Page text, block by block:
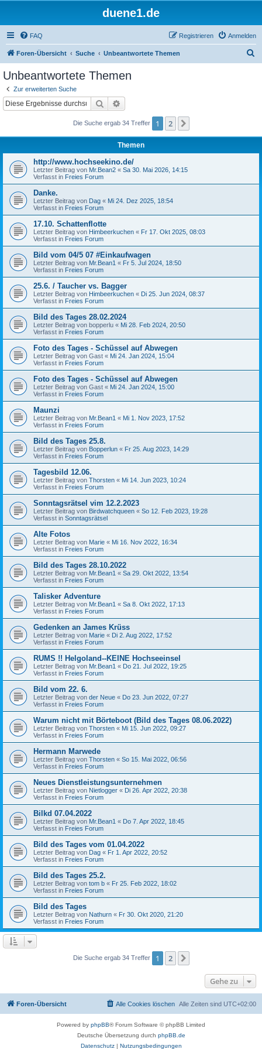
duene1.de
FAQ Anmelden
Registrieren
Foren-Übersicht Suche Unbeantwortete Themen
Unbeantwortete Themen
Zur erweiterten Suche
Suche
Die Suche ergab 34 Treffer 1 2
Themen
http://www.hochseekino.de/
Letzter Beitrag von Mr.Bean2 « Sa 30. Mai 2026, 14:15
Verfasst in Freies Forum
Danke.
Letzter Beitrag von Dag « Mi 24. Dez 2025, 18:54
Verfasst in Freies Forum
17.10. Schattenflotte
Letzter Beitrag von Himbeerkuchen « Fr 17. Okt 2025, 08:03
Verfasst in Freies Forum
Bild vom 04/5 07 #Einkaufwagen
Letzter Beitrag von Mr.Bean1 « Fr 5. Jul 2024, 18:50
Verfasst in Freies Forum
25.6. / Taucher vs. Bagger
Letzter Beitrag von Himbeerkuchen « Di 25. Jun 2024, 08:37
Verfasst in Freies Forum
Bild des Tages 28.02.2024
Letzter Beitrag von bopperlu « Mi 28. Feb 2024, 20:50
Verfasst in Freies Forum
Foto des Tages - Schüssel auf Abwegen
Letzter Beitrag von Gast « Mi 24. Jan 2024, 15:04
Verfasst in Freies Forum
Foto des Tages - Schüssel auf Abwegen
Letzter Beitrag von Gast « Mi 24. Jan 2024, 15:00
Verfasst in Freies Forum
Maunzi
Letzter Beitrag von Mr.Bean1 « Mi 1. Nov 2023, 17:52
Verfasst in Freies Forum
Bild des Tages 25.8.
Letzter Beitrag von Bopperlun « Fr 25. Aug 2023, 14:29
Verfasst in Freies Forum
Tagesbild 12.06.
Letzter Beitrag von Thorsten « Mi 14. Jun 2023, 10:24
Verfasst in Freies Forum
Sonntagsrätsel vim 12.2.2023
Letzter Beitrag von Birdwatchqueen « So 12. Feb 2023, 19:28
Verfasst in Sonntagsrätsel
Alte Fotos
Letzter Beitrag von Marie « Mi 16. Nov 2022, 16:34
Verfasst in Freies Forum
Bild des Tages 28.10.2022
Letzter Beitrag von Mr.Bean1 « Sa 29. Okt 2022, 13:54
Verfasst in Freies Forum
Talisker Adventure
Letzter Beitrag von Mr.Bean1 « Sa 8. Okt 2022, 17:13
Verfasst in Freies Forum
Gedenken an James Krüss
Letzter Beitrag von Marie « Di 2. Aug 2022, 17:52
Verfasst in Freies Forum
RUMS !! Helgoland--KEINE Hochseeinsel
Letzter Beitrag von Mr.Bean1 « Do 21. Jul 2022, 19:25
Verfasst in Freies Forum
Bild vom 22. 6.
Letzter Beitrag von der Neue « Do 23. Jun 2022, 07:27
Verfasst in Freies Forum
Warum nicht mit Börteboot (Bild des Tages 08.06.2022)
Letzter Beitrag von Thorsten « Mi 15. Jun 2022, 09:27
Verfasst in Freies Forum
Hermann Marwede
Letzter Beitrag von Thorsten « So 15. Mai 2022, 06:56
Verfasst in Freies Forum
Neues Dienstleistungsunternehmen
Letzter Beitrag von Nietlogger « Di 26. Apr 2022, 20:38
Verfasst in Freies Forum
Bilkd 07.04.2022
Letzter Beitrag von Mr.Bean1 « Do 7. Apr 2022, 18:45
Verfasst in Freies Forum
Bild des Tages vom 01.04.2022
Letzter Beitrag von Dag « Fr 1. Apr 2022, 20:52
Verfasst in Freies Forum
Bild des Tages 25.2.
Letzter Beitrag von tom b « Fr 25. Feb 2022, 18:02
Verfasst in Freies Forum
Bild des Tages
Letzter Beitrag von Nathurn « Fr 30. Okt 2020, 21:20
Verfasst in Freies Forum
Die Suche ergab 34 Treffer 1 2
Gehe zu
Foren-Übersicht Alle Zeiten sind UTC+02:00
Alle Cookies löschen
Powered by phpBB® Forum Software © phpBB Limited
Deutsche Übersetzung durch phpBB.de
Datenschutz| Nutzungsbedingungen